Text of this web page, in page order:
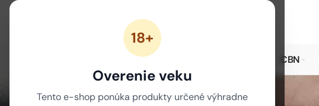
18+
Overenie veku
Tento e-shop ponúka produkty určené výhradne
NOVÉ CANNABINOIDY CBN